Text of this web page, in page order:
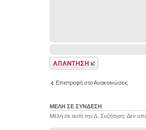
Δημιουργία
απάντησης
Επιστροφή στο Ανακοινώσεις
ΜΕΛΗ ΣΕ ΣΥΝΔΕΣΗ
Μέλη σε αυτή την Δ. Συζήτηση: Δεν